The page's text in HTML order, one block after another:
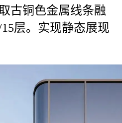
古铜色金属线条融
层。实现静态展现